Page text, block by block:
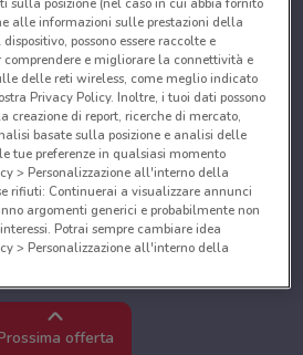
offerta
sulla posizione (nel caso in cui abbia fornito
alle informazioni sulle prestazioni della
possono essere raccolte e
comprendere e migliorare la connettività e
delle reti wireless, come meglio indicato
Privacy Policy. Inoltre, i tuoi dati possono
creazione di report, ricerche di mercato,
basate sulla posizione e analisi delle
tue preferenze in qualsiasi momento
> Personalizzazione all'interno della
rifiuti: Continuerai a visualizzare annunci
argomenti generici e probabilmente non
Potrai sempre cambiare idea
> Personalizzazione all'interno della
trattiamo i dati per fornire:
precisi. Scansione attiva delle
ai fini dell’identificazione. Archiviare